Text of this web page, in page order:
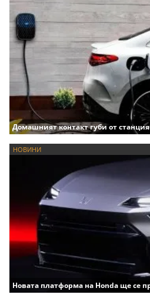
Домашният контакт губи от
НОВИНИ
Новата платформа на Honda ще се